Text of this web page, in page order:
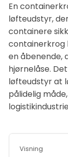
En
løfteudstyr,
containere
containerkrog
en åbenende,
hjørnelåse.
løfteudstyr at
pålidelig
Visning